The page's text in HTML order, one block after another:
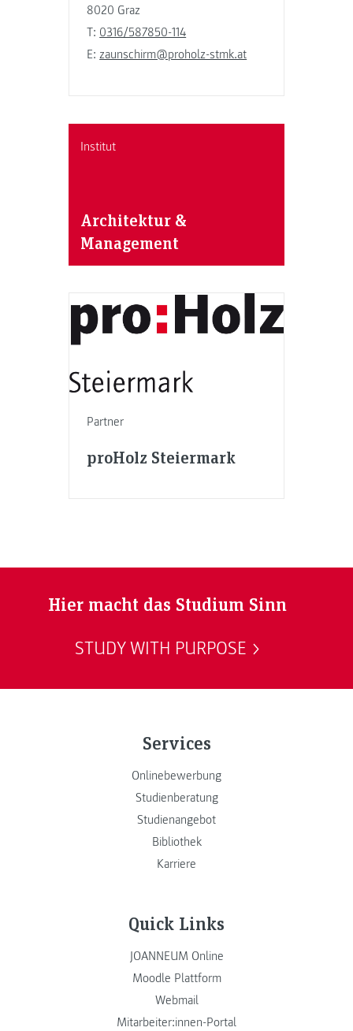
8020 Graz
T: 0316/587850-114
E:zaunschirm@proholz-stmk.at
Institut
Architektur &
Management
Partner
proHolz Steiermark
Hier macht das Studium Sinn
STUDY WITH PURPOSE
Services
Onlinebewerbung
Studienberatung
Studienangebot
Bibliothek
Karriere
Quick Links
JOANNEUM Online
Moodle Plattform
Webmail
Mitarbeiter:innen-Portal